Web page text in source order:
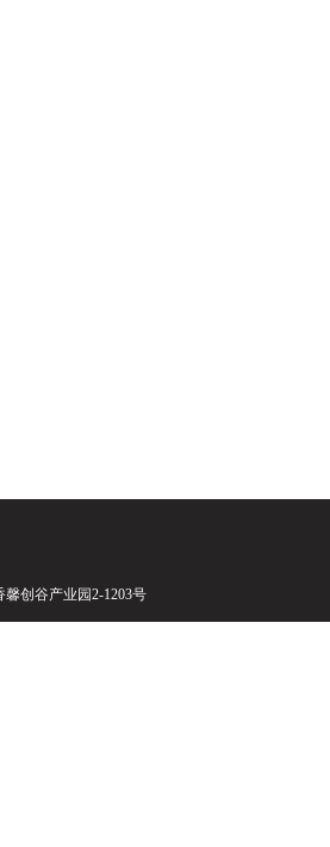
创谷产业园2-1203号